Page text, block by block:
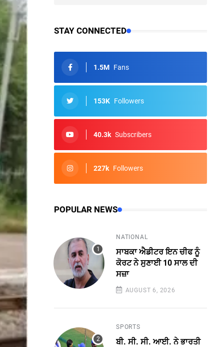
STAY CONNECTED
1.5M Fans
153K Followers
40.3k Subscribers
227k Followers
POPULAR NEWS
NATIONAL
ਸਾਬਕਾ ਐਡੀਟਰ ਇਨ ਚੀਫ ਨੂੰ
ਕੋਰਟ ਨੇ ਸੁਣਾਈ 10 ਸਾਲ ਦੀ
ਸਜ਼ਾ
AUGUST 6, 2026
SPORTS
ਬੀ. ਸੀ. ਸੀ. ਆਈ. ਨੇ ਭਾਰਤੀ